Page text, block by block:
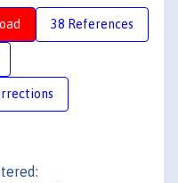
38 References